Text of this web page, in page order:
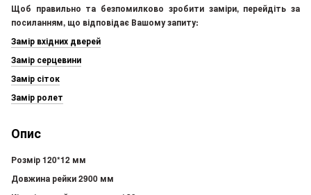
Щоб правильно та безпомилково зробити заміри, перейдіть за
посиланням, що відповідає Вашому запиту:
Замір вхідних дверей
Замір серцевини
Замір сіток
Замір ролет
Опис
Розмір 120*12 мм
Довжина рейки 2900 мм